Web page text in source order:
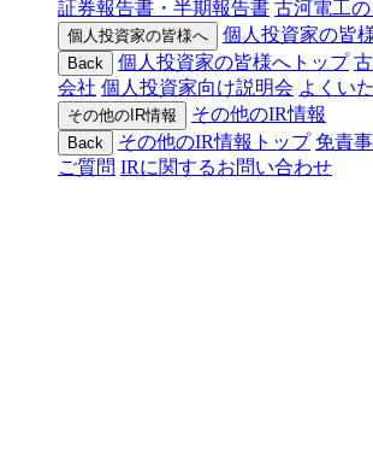
証券報告書・半期報告書 古河電工の
個人投資家の皆様へ 個人投資家の皆
Back 個人投資家の皆様へトップ
会社 個人投資家向け説明会 よくい
その他のIR情報 その他のIR情報
Back その他のIR情報トップ 免責
ご質問 IRに関するお問い合わせ